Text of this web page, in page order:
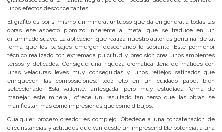
unos efectos desconcertantes.
El grafito es por sí mismo un mineral untuoso que da en general a todas las
obras ese aspecto plomizo inherente al metal que se traduce en un
difuminado suave. La aplicación que realiza nuestro autor es genuina, de tal
forma que los paisajes emergen desechando lo sobrante. Este pormenor
técnico realizado con extremada pulcritud y precisión crea unos ambientes
tersos y delicados. Consigue una riqueza cromática llena de matices con
unas veladuras leves muy conseguidas y unos reflejos satinados que
enriquecen las composiciones, todo ello en un cuidado papel bien
seleccionado. Esta valiente, arriesgada, pero muy estudiada forma de
manejar este mineral, ofrece un resultado tan terso que las obras se
manifiestan más como impresiones que como dibujos.
Cualquier proceso creador es complejo. Obedece a una concatenación de
circunstancias y actitudes que van desde un imprescindible potencial a una